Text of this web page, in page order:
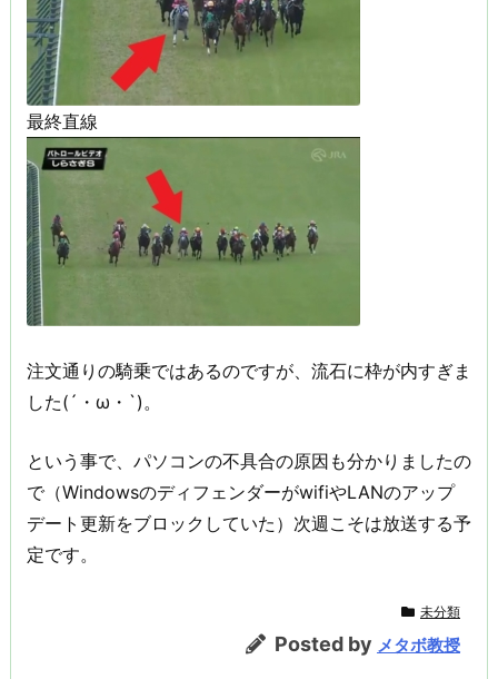
最終直線
注文通りの騎乗ではあるのですが、流石に枠が内すぎま
した(´・ω・`)。
という事で、パソコンの不具合の原因も分かりましたの
で（WindowsのディフェンダーがwifiやLANのアップ
デート更新をブロックしていた）次週こそは放送する予
定です。
未分類
Posted by メタボ教授